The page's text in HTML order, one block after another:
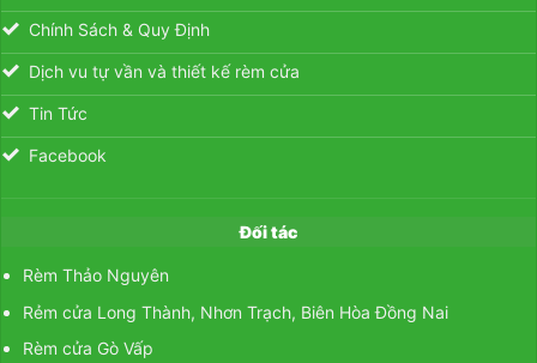
Chính Sách & Quy Định
Dịch vu tự vần và thiết kế rèm cửa
Tin Tức
Facebook
Đối tác
Rèm Thảo Nguyên
Rẻm cửa Long Thành, Nhơn Trạch, Biên Hòa Đồng Nai
Rèm cửa Gò Vấp